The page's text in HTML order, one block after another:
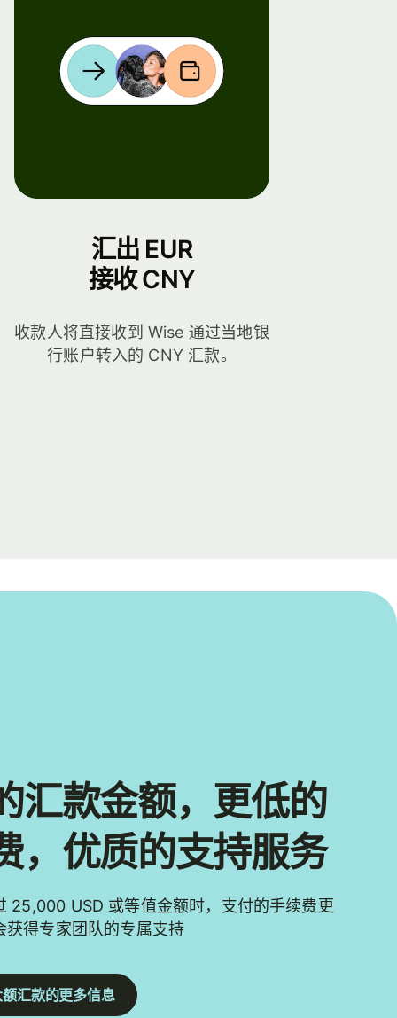
汇出 EUR
接收 CNY
收款人将直接收到 Wise 通过当地银
行账户转入的 CNY 汇款。
汇款金额，更低的
，优质的支持服务
25,000 USD 或等值金额时，支付的手续费更
获得专家团队的专属支持
汇款的更多信息